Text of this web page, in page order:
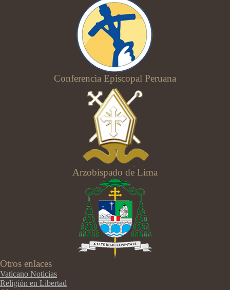
Conferencia Episcopal Peruana
Arzobispado de Lima
Otros enlaces
Vaticano Noticias
Religión en Libertad